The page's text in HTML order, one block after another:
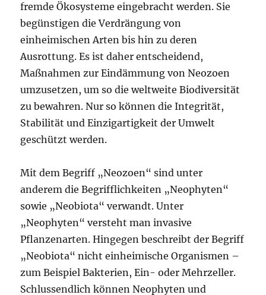
fremde Ökosysteme eingebracht werden. Sie
begünstigen die Verdrängung von
einheimischen Arten bis hin zu deren
Ausrottung. Es ist daher entscheidend,
Maßnahmen zur Eindämmung von Neozoen
umzusetzen, um so die weltweite Biodiversität
zu bewahren. Nur so können die Integrität,
Stabilität und Einzigartigkeit der Umwelt
geschützt werden.
Mit dem Begriff „Neozoen“ sind unter
anderem die Begrifflichkeiten „Neophyten“
sowie „Neobiota“ verwandt. Unter
„Neophyten“ versteht man invasive
Pflanzenarten. Hingegen beschreibt der Begriff
„Neobiota“ nicht einheimische Organismen –
zum Beispiel Bakterien, Ein- oder Mehrzeller.
Schlussendlich können Neophyten und